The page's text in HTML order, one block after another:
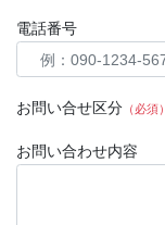
電話番号
お問い合せ区分 （必須）
お問い合わせ内容